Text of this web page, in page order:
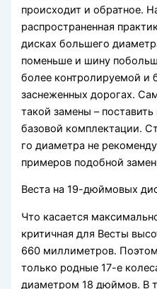
происходит и обратное.
распространенная
дисках большего
поменьше и шину
более контролируемой и
заснеженных дорогах.
такой замены –
базовой комплектации.
го диаметра не
примеров подобной
Веста на 19-дюймовых
Что касается
критичная для Весты
660 миллиметров.
только родные 17-е
диаметром 18 дюймов. В